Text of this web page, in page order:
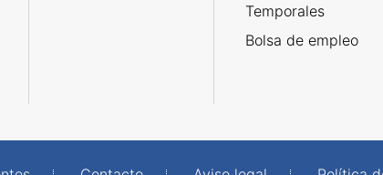
Temporales
Bolsa de empleo